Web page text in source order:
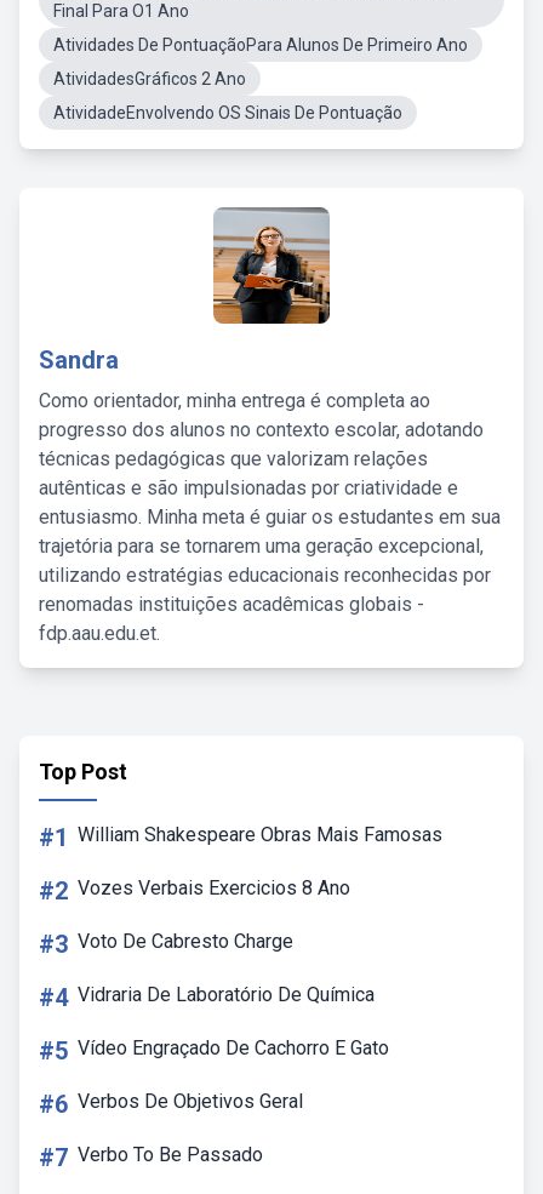
Final Para O1 Ano
Atividades De PontuaçãoPara Alunos De Primeiro Ano
AtividadesGráficos 2 Ano
AtividadeEnvolvendo OS Sinais De Pontuação
Sandra
Como orientador, minha entrega é completa ao
progresso dos alunos no contexto escolar, adotando
técnicas pedagógicas que valorizam relações
autênticas e são impulsionadas por criatividade e
entusiasmo. Minha meta é guiar os estudantes em sua
trajetória para se tornarem uma geração excepcional,
utilizando estratégias educacionais reconhecidas por
renomadas instituições acadêmicas globais -
fdp.aau.edu.et.
Top Post
#1 William Shakespeare Obras Mais Famosas
#2 Vozes Verbais Exercicios 8 Ano
#3 Voto De Cabresto Charge
#4 Vidraria De Laboratório De Química
#5 Vídeo Engraçado De Cachorro E Gato
#6 Verbos De Objetivos Geral
#7 Verbo To Be Passado